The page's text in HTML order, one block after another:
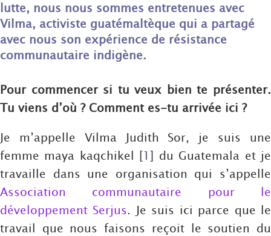
lutte, nous nous sommes entretenues avec
Vilma, activiste guatémaltèque qui a partagé
avec nous son expérience de résistance
communautaire indigène.
Pour commencer si tu veux bien te présenter.
Tu viens d’où ? Comment es-tu arrivée ici ?
Je m’appelle Vilma Judith Sor, je suis une
femme maya kaqchikel [1] du Guatemala et je
travaille dans une organisation qui s’appelle
Association communautaire pour le
développement Serjus. Je suis ici parce que le
travail que nous faisons reçoit le soutien du